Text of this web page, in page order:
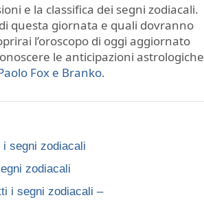
e la classifica dei segni zodiacali.
questa giornata e quali dovranno
l’oroscopo di oggi aggiornato
le anticipazioni astrologiche
Fox e Branko.
segni zodiacali​​​​​
zodiacali​​​​​
i segni zodiacali –